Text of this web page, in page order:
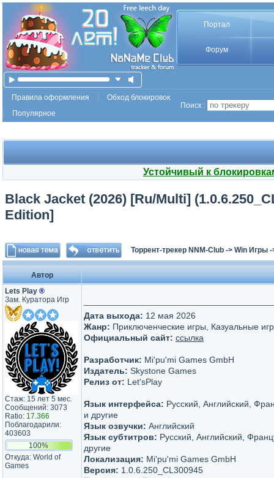
Портал
Форум
Правила оформления
Обход блокировок
Популярное
Поиск :
Устойчивый к
Black Jacket (2026) [Ru/Multi]
Edition]
Торрент-трекер NNM-Club -> Win Игры
Автор
Lets Play ®
Зам. Куратора Игр
Стаж: 15 лет 5 мес.
Сообщений: 3073
Ratio: 17.366
Поблагодарили:
403603
100%
Откуда: World of
Games
Дата выхода: 12 мая 2026
Жанр: Приключенческие игры, Казуальные
Официальный сайт: ссылка
Разработчик: Mi'pu'mi Games GmbH
Издатель: Skystone Games
Релиз от: Let'sРlay
Язык интерфейса: Русский, Английский,
и другие
Язык озвучки: Английский
Язык субтитров: Русский, Английский,
другие
Локализация: Mi'pu'mi Games GmbH
Версия: 1.0.6.250_CL300945